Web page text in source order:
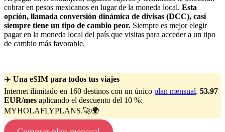
cobrar en pesos mexicanos en lugar de la moneda local. Esta
opción, llamada conversión dinámica de divisas (DCC), casi
siempre tiene un tipo de cambio peor. Siempre es mejor elegir
pagar en la moneda local del país que visitas para acceder a un tipo
de cambio más favorable.
✈️ Una eSIM para todos tus viajes
Internet ilimitado en 160 destinos con un único plan mensual. 53.97
EUR/mes aplicando el descuento del 10 %:
MYHOLAFLYPLANS.🚀🌍